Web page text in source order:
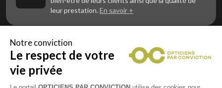
leur prestation. En savoir +
Vous êtes un professionnel de la vue et
vous souhaitez nous rejoindre ?
Contactez Alliance Optic, la centrale d’achats et
d’accompagnement des opticiens indépendants
Notre conviction
Le respect de votre
vie privée